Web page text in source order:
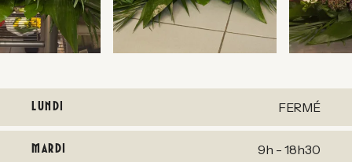
LUNDI FERMÉ
MARDI 9h - 18h30